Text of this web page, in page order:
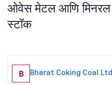
ओवेस मेटल आणि मिनरल
स्टॉक
B Bharat Coking Coal Ltd